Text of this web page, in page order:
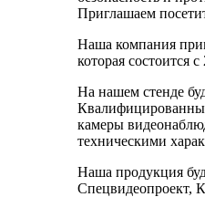
Приглашаем
Наша компания
которая
На нашем стенде
камеры
техническими
Наша продукция
Спецвидеопроект,